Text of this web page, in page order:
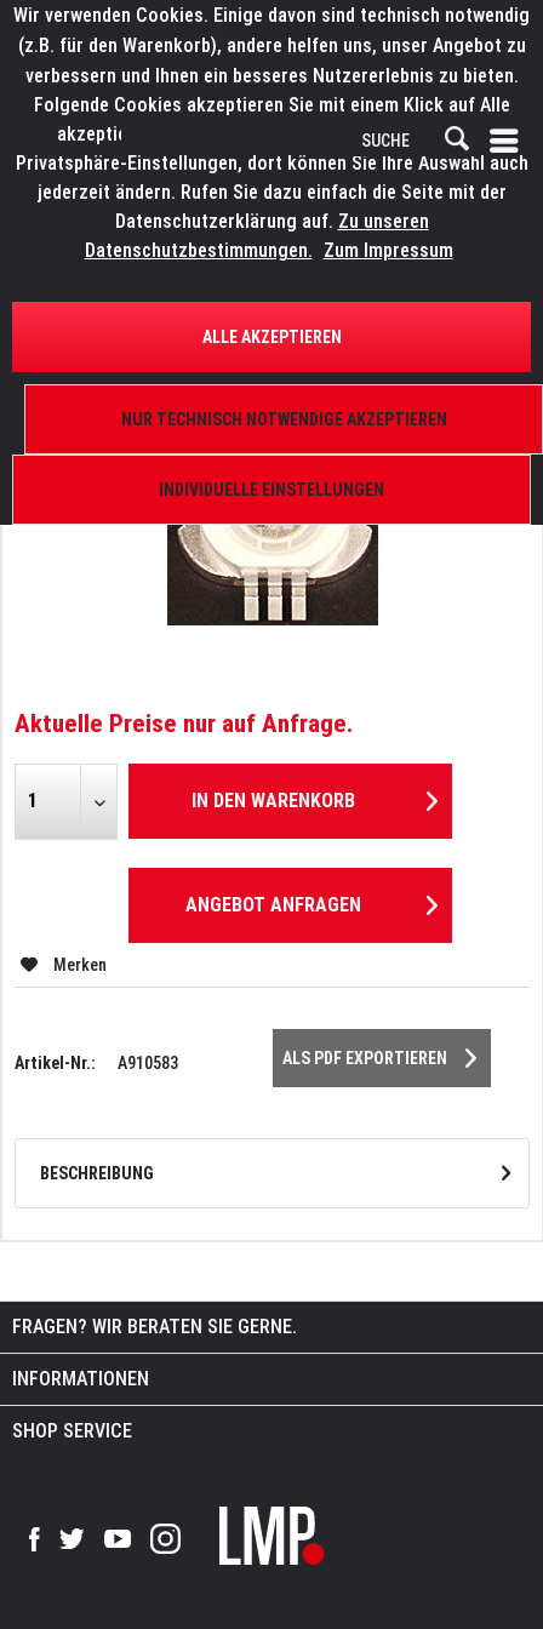
ÜBERSICHT ERSATZTEILE
ELATION 9900006149
Aktuelle Preise nur auf Anfrage.
IN DEN WARENKORB
ANGEBOT ANFRAGEN
Merken
Artikel-Nr.: A910583 ALS PDF EXPORTIEREN
BESCHREIBUNG
FRAGEN? WIR BERATEN SIE GERNE.
INFORMATIONEN
SHOP SERVICE
Wir verwenden Cookies. Einige davon sind technisch notwendig
(z.B. für den Warenkorb), andere helfen uns, unser Angebot zu
verbessern und Ihnen ein besseres Nutzererlebnis zu bieten.
Folgende Cookies akzeptieren Sie mit einem Klick auf Alle
akzeptieren. Weitere Informationen finden Sie in den
Privatsphäre-Einstellungen, dort können Sie Ihre Auswahl auch
jederzeit ändern. Rufen Sie dazu einfach die Seite mit der
Datenschutzerklärung auf. Zu unseren
Datenschutzbestimmungen. Zum Impressum
INDIVIDUELLE EINSTELLUNGEN
NUR TECHNISCH NOTWENDIGE AKZEPTIEREN
ALLE AKZEPTIEREN